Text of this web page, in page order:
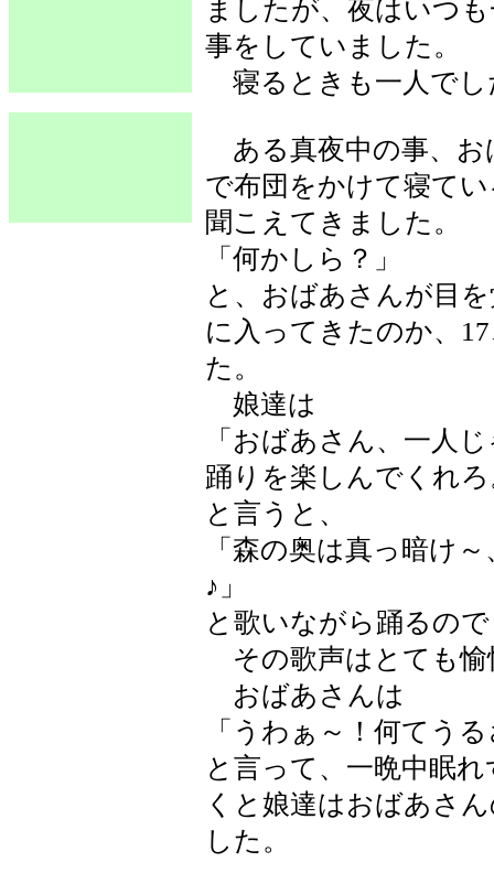
ましたが、夜はいつ
事をしていました。
寝るときも一人でし
ある真夜中の事、お
で布団をかけて寝て
聞こえてきました。
「何かしら？」
と、おばあさんが目
に入ってきたのか、
た。
娘達は
「おばあさん、一人
踊りを楽しんでくれ
と言うと、
「森の奥は真っ暗け
♪」
と歌いながら踊るの
その歌声はとても愉
おばあさんは
「うわぁ～！何てう
と言って、一晩中眠
くと娘達はおばあさ
した。